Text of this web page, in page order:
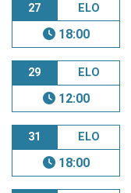
27 ELO
18:00
29 ELO
12:00
31 ELO
18:00